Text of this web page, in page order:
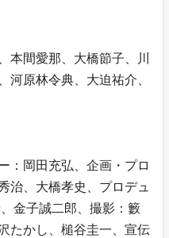
本間愛那、大橋節子、川
河原林令典、大迫祐介、
：岡田充弘、企画・プロ
治、大橋孝史、プロデュ
金子誠二郎、撮影：籔
たかし、槌谷圭一、宣伝